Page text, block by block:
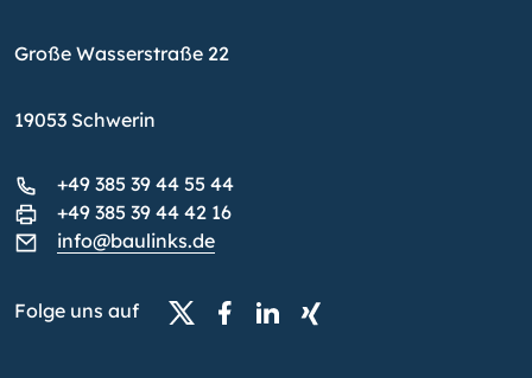
Große Wasserstraße 22
19053 Schwerin
+49 385 39 44 55 44
+49 385 39 44 42 16
info@baulinks.de
Folge uns auf